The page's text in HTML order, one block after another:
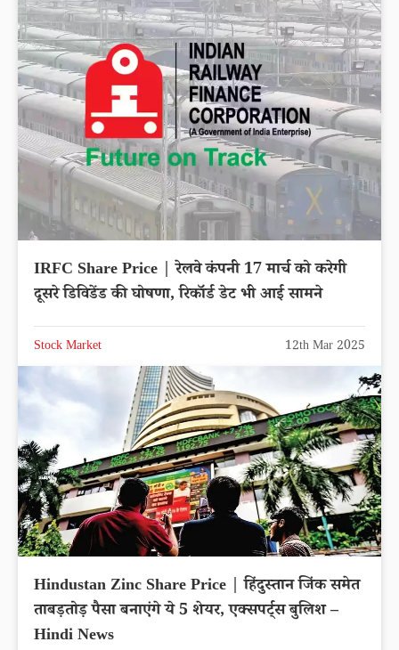
IRFC Share Price | रेलवे कंपनी 17 मार्च को करेगी
दूसरे डिविडेंड की घोषणा, रिकॉर्ड डेट भी आई सामने
Stock Market 12th Mar 2025
Hindustan Zinc Share Price | हिंदुस्तान जिंक समेत
ताबड़तोड़ पैसा बनाएंगे ये 5 शेयर, एक्सपर्ट्स बुलिश –
Hindi News